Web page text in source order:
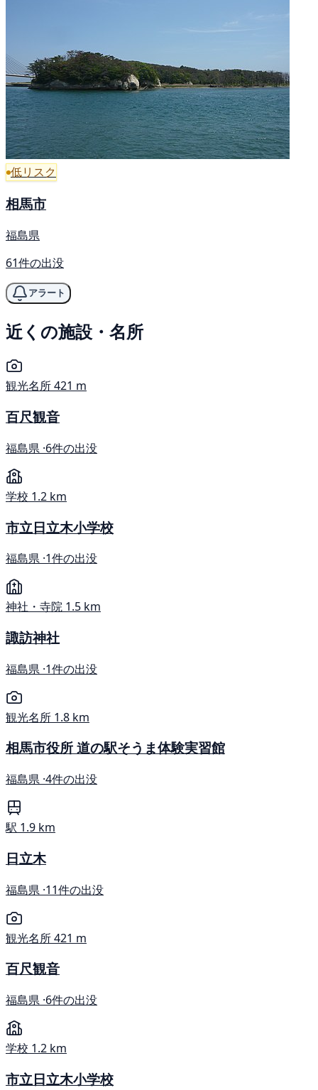
低リスク
相馬市
福島県
61件の出没
アラート
近くの施設・名所
観光名所421 m
百尺観音
福島県 ·6件の出没
学校 1.2 km
市立日立木小学校
福島県 ·1件の出没
神社・寺院 1.5 km
諏訪神社
福島県 ·1件の出没
観光名所 1.8 km
相馬市役所 道の駅そうま体験実習館
福島県 ·4件の出没
駅 1.9 km
日立木
福島県 ·11件の出没
観光名所421 m
百尺観音
福島県 ·6件の出没
学校 1.2 km
市立日立木小学校